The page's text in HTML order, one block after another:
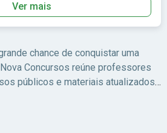
Ver mais
chance de conquistar uma
Concursos reúne professores
públicos e materiais atualizados
no edital.